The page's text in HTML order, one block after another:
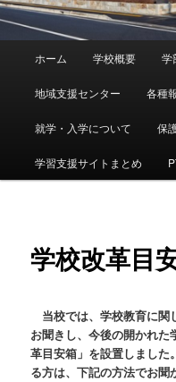
メ
イ
ン
テ
ツ
へ
ホーム 学校概要 学
地域支援センター 各種
就学・入学について 保
学習支援サイトまとめ
学校改革目
当校では、学校教育に関
お聞きし、今後の開かれ
革目安箱」を設置しました
る方は、下記の方法でお聞